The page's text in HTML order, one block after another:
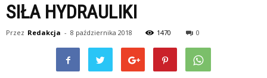
SIŁA HYDRAULIKI
Przez Redakcja - 8 października 2018 1470 0